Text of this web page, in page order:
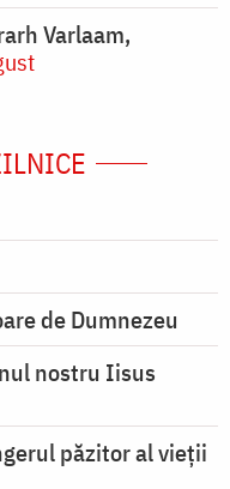
Varlaam,
de Dumnezeu
nostru Iisus
păzitor al vieții